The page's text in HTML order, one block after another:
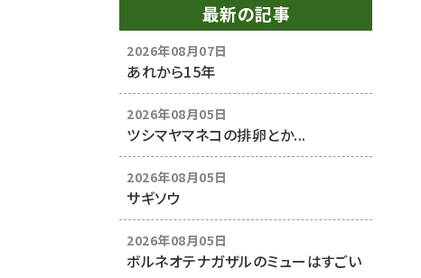
最新の記事
2026年08月07日
あれから15年
2026年08月05日
ツシマヤマネコの排卵とか...
2026年08月05日
サギソウ
2026年08月05日
ボルネオテナガザルのミューはすごい